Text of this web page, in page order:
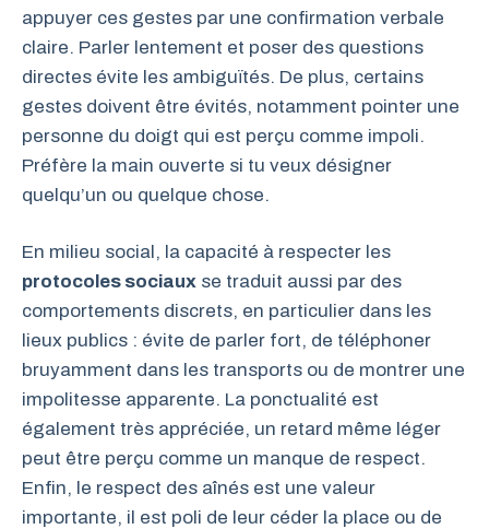
appuyer ces gestes par une confirmation verbale
claire. Parler lentement et poser des questions
directes évite les ambiguïtés. De plus, certains
gestes doivent être évités, notamment pointer une
personne du doigt qui est perçu comme impoli.
Préfère la main ouverte si tu veux désigner
quelqu’un ou quelque chose.
En milieu social, la capacité à respecter les
protocoles sociaux se traduit aussi par des
comportements discrets, en particulier dans les
lieux publics : évite de parler fort, de téléphoner
bruyamment dans les transports ou de montrer une
impolitesse apparente. La ponctualité est
également très appréciée, un retard même léger
peut être perçu comme un manque de respect.
Enfin, le respect des aînés est une valeur
importante, il est poli de leur céder la place ou de